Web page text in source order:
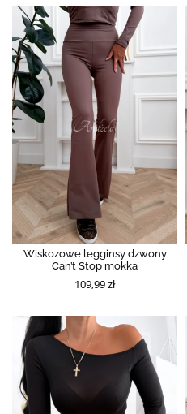
Wiskozowe legginsy dzwony
Can’t Stop mokka
109,99 zł